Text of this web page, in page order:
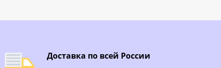
Доставка по всей России